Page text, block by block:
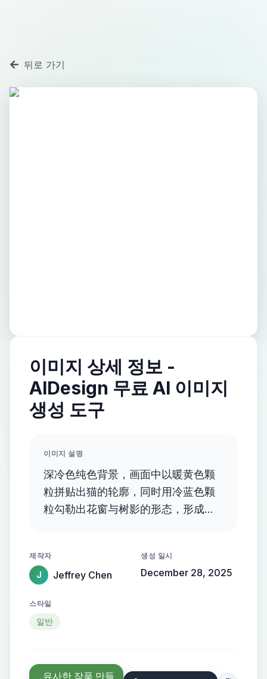
뒤로 가기
이미지 상세 정보 -
AIDesign 무료 AI 이미지
생성 도구
이미지 설명
深冷色纯色背景，画面中以暖黄色颗
粒拼贴出猫的轮廓，同时用冷蓝色颗
粒勾勒出花窗与树影的形态，形成冷
面梦幻温暖，微光点缀，艺术氛围浓
厚。
제작자
J Jeffrey Chen
생성 일시
December 28, 2025
스타일
일반
유사한 작품 만들